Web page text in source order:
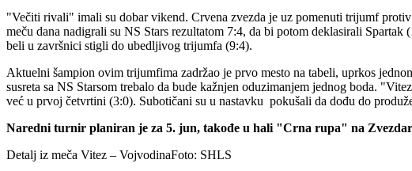
"Večiti rivali" imali su dobar vikend. Crvena zvezda je uz pomenuti trijumf
meču dana nadigrali su NS Stars rezultatom 7:4, da bi potom deklasirali
beli u završnici stigli do ubedljivog trijumfa (9:4).
Aktuelni šampion ovim trijumfima zadržao je prvo mesto na tabeli, uprkos
susreta sa NS Starsom trebalo da bude kažnjen oduzimanjem jednog boda.
već u prvoj četvrtini (3:0). Subotičani su u nastavku pokušali da dođu do
Naredni turnir planiran je za 5. jun, takođe u hali "Crna rupa" na
Detalj iz meča Vitez – VojvodinaFoto: SHLS